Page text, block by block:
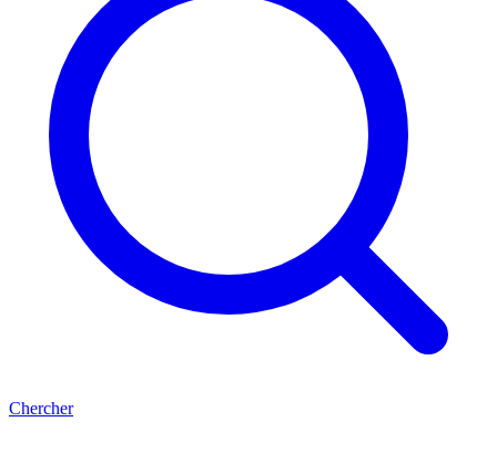
Chercher